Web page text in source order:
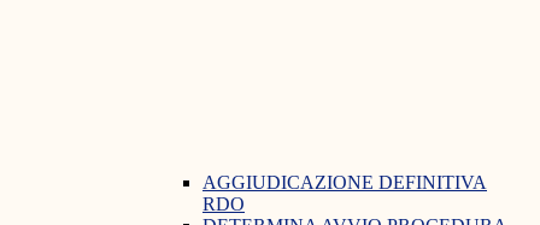
AGGIUDICAZIONE DEFINITIVA
RDO